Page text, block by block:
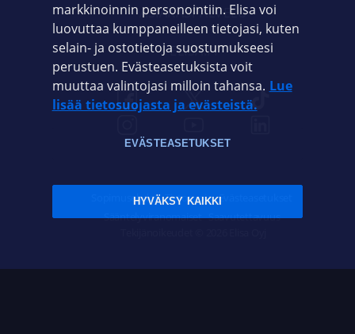
ASIAKASPALVELU
ELISA.FI
Sopimusehdot Tietosuoja Evästeasetukset
Sääntelyviranomaiset Saavutettavuus
markkinoinnin personointiin. Elisa voi
luovuttaa kumppaneilleen tietojasi, kuten
selain- ja ostotietoja suostumukseesi
perustuen. Evästeasetuksista voit
muuttaa valintojasi milloin tahansa. Lue
lisää tietosuojasta ja evästeistä.
EVÄSTEASETUKSET
HYVÄKSY KAIKKI